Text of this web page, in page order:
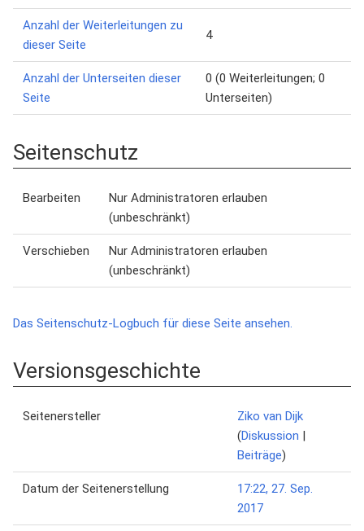
Anzahl der Weiterleitungen zu
dieser Seite
4
Anzahl der Unterseiten dieser
Seite
0 (0 Weiterleitungen; 0
Unterseiten)
Seitenschutz
Bearbeiten
Nur Administratoren erlauben
(unbeschränkt)
Verschieben
Nur Administratoren erlauben
(unbeschränkt)
Das Seitenschutz-Logbuch für diese Seite ansehen.
Versionsgeschichte
Seitenersteller
Ziko van Dijk
(Diskussion |
Beiträge)
Datum der Seitenerstellung
17:22, 27. Sep.
2017